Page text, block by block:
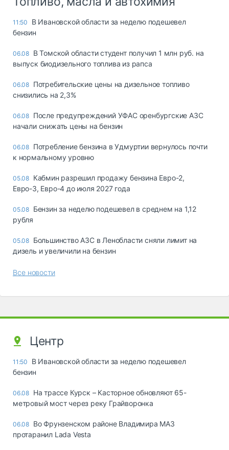
11:50
В Ивановской области за неделю подешевел
бензин
06.08 В Томской области студент получил 1 млн руб. на
выпуск биодизельного топлива из рапса
06.08 Потребительские цены на дизельное топливо
снизились на 2,3%
06.08 После предупреждений УФАС оренбургские АЗС
начали снижать цены на бензин
06.08 Потребление бензина в Удмуртии вернулось почти
к нормальному уровню
05.08 Кабмин разрешил продажу бензина Евро-2,
Евро-3, Евро-4 до июля 2027 года
05.08 Бензин за неделю подешевел в среднем на 1,12
рубля
05.08 Большинство АЗС в Ленобласти сняли лимит на
дизель и увеличили на бензин
Все новости
Центр
11:50
В Ивановской области за неделю подешевел
бензин
06.08 На трассе Курск – Касторное обновляют 65-
метровый мост через реку Грайворонка
06.08 Во Фрунзенском районе Владимира МАЗ
протаранил Lada Vesta